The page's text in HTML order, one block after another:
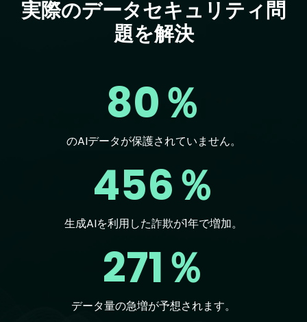
Text
実際のデータセキュリティ問
題を解決
80％
のAIデータが保護されていません。
456％
生成AIを利用した詐欺が1年で増加。
271％
データ量の急増が予想されます。